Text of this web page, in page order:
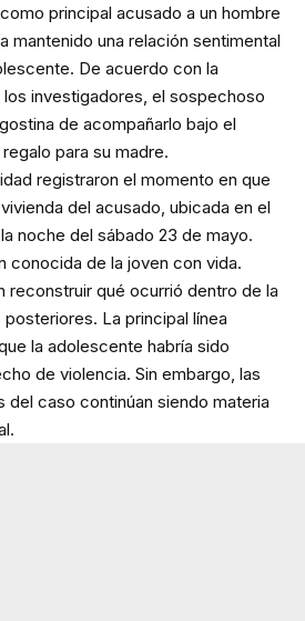
principal acusado a un hombre
mantenido una relación sentimental
De acuerdo con la
investigadores, el sospechoso
de acompañarlo bajo el
para su madre.
registraron el momento en que
del acusado, ubicada en el
noche del sábado 23 de mayo.
conocida de la joven con vida.
reconstruir qué ocurrió dentro de la
La principal línea
la adolescente habría sido
de violencia. Sin embargo, las
del caso continúan siendo materia